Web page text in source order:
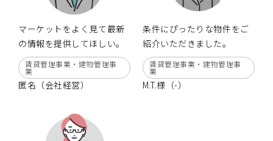
マーケットをよく見て最新
の情報を提供してほしい。
賃貸管理事業・建物管理事
業
匿名（会社経営）
条件にぴったりな物件をご
紹介いただきました。
賃貸管理事業・建物管理事
業
M.T.様（-）